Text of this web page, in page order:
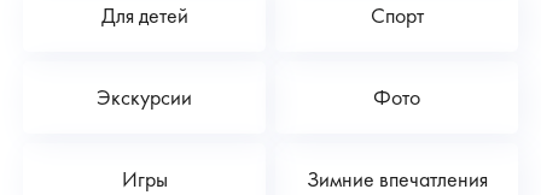
Для детей Спорт
Экскурсии Фото
Игры Зимние впечатления